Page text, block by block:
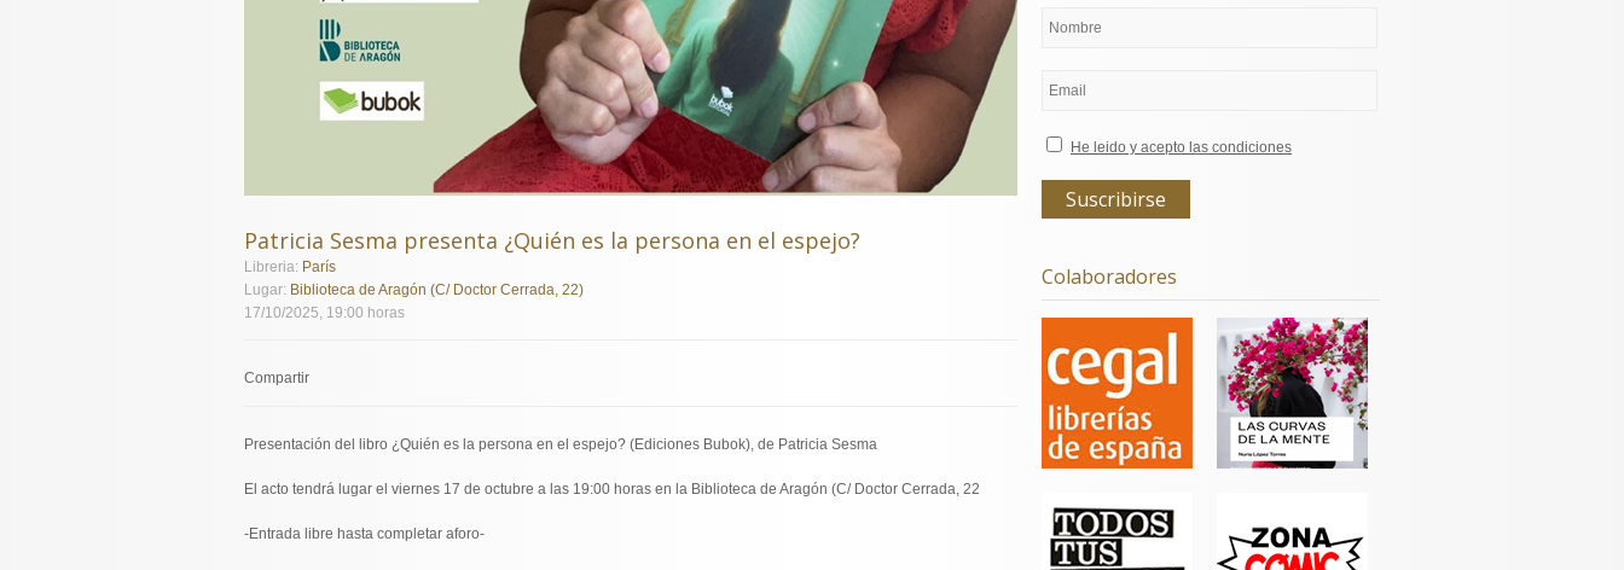
Patricia Sesma presenta ¿Quién es la persona en el espejo?
Libreria: París
Lugar: Biblioteca de Aragón (C/ Doctor Cerrada, 22)
17/10/2025, 19:00 horas
Compartir
Presentación del libro ¿Quién es la persona en el espejo? (Ediciones Bubok), de Patricia Sesma
El acto tendrá lugar el viernes 17 de octubre a las 19:00 horas en la Biblioteca de Aragón (C/ Doctor Cerrada, 22
-Entrada libre hasta completar aforo-
He leido y acepto las condiciones
Colaboradores